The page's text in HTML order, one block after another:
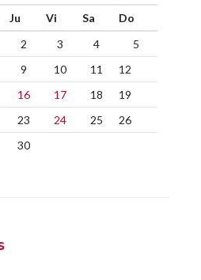
Ju Vi Sa
Do
2 3 4
5
9 10 11
12
16 17 18
19
23 24 25
26
30